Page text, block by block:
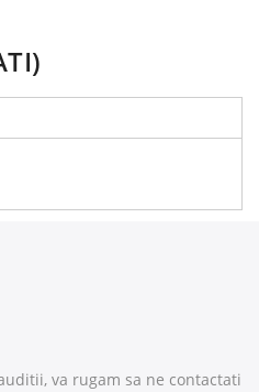
va rugam sa ne contactati